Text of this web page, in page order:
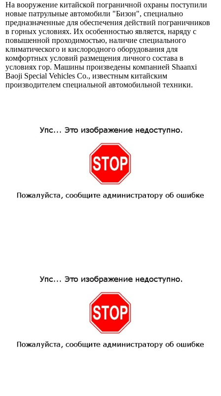
На вооружение китайской пограничной охраны поступили
новые патрульные автомобили "Бизон", специально
предназначенные для обеспечения действий пограничников
в горных условиях. Их особенностью является, наряду с
повышенной проходимостью, наличие специального
климатического и кислородного оборудования для
комфортных условий размещения личного состава в
условиях гор. Машины произведены компанией Shaanxi
Baoji Special Vehicles Co., известным китайским
производителем специальной автомобильной техники.